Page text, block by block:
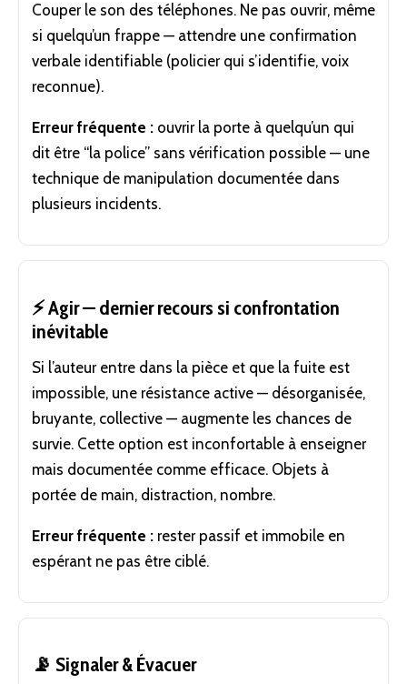
Couper le son des téléphones. Ne pas ouvrir, même
si quelqu’un frappe — attendre une confirmation
verbale identifiable (policier qui s’identifie, voix
reconnue).
Erreur fréquente : ouvrir la porte à quelqu’un qui
dit être “la police” sans vérification possible — une
technique de manipulation documentée dans
plusieurs incidents.
⚡ Agir — dernier recours si confrontation
inévitable
Si l’auteur entre dans la pièce et que la fuite est
impossible, une résistance active — désorganisée,
bruyante, collective — augmente les chances de
survie. Cette option est inconfortable à enseigner
mais documentée comme efficace. Objets à
portée de main, distraction, nombre.
Erreur fréquente : rester passif et immobile en
espérant ne pas être ciblé.
📡 Signaler & Évacuer